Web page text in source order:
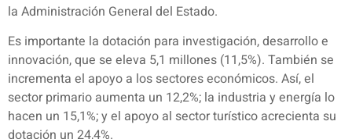
la Administración General del Estado.
Es importante la dotación para investigación, desarrollo e
innovación, que se eleva 5,1 millones (11,5%). También se
incrementa el apoyo a los sectores económicos. Así, el
sector primario aumenta un 12,2%; la industria y energía lo
hacen un 15,1%; y el apoyo al sector turístico acrecienta su
dotación un 24,4%.